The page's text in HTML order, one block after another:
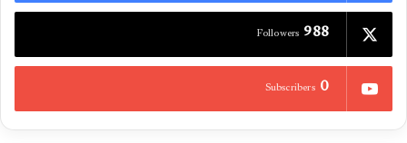
988
Followers
0
Subscribers